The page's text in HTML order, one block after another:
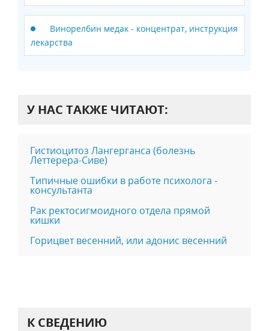
Винорелбин медак - концентрат, инструкция
лекарства
У НАС ТАКЖЕ ЧИТАЮТ:
Гистиоцитоз Лангерганса (болезнь
Леттерера-Сиве)
Типичные ошибки в работе психолога -
консультанта
Рак ректосигмоидного отдела прямой
кишки
Горицвет весенний, или адонис весенний
К СВЕДЕНИЮ